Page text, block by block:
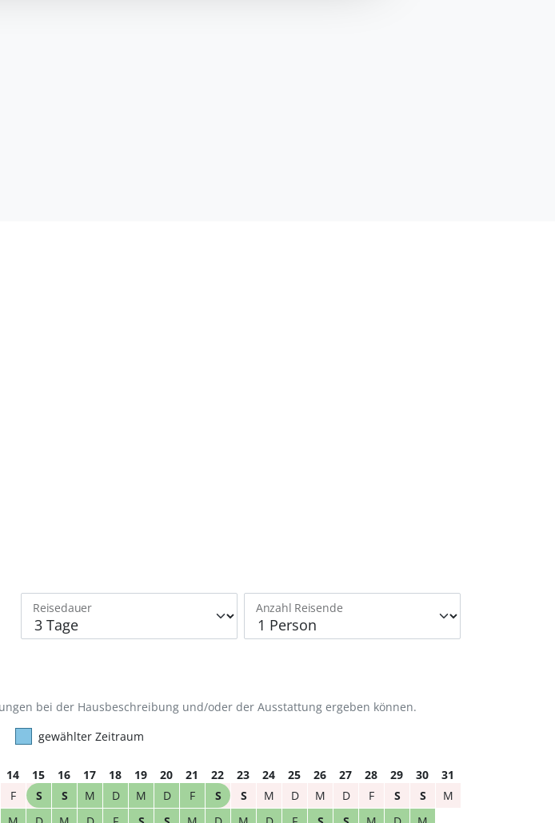
Reisedauer Anzahl Reisende
bei der Hausbeschreibung und/oder der Ausstattung ergeben können.
gewählter Zeitraum
14 15 16 17 18 19 20 21 22 23 24 25 26 27 28 29 30
31
F S S M D M D F S S M D M D F S S
M